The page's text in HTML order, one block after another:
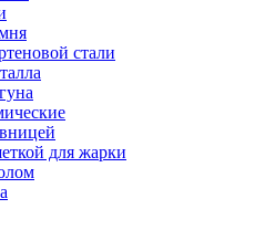
стали
для жарки